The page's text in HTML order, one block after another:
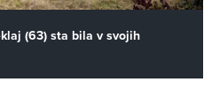
(63) sta bila v svojih